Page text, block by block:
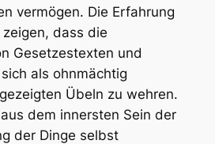
vermögen. Die Erfahrung
dass die
Gesetzestexten und
als ohnmächtig
Übeln zu wehren.
dem innersten Sein der
der Dinge selbst